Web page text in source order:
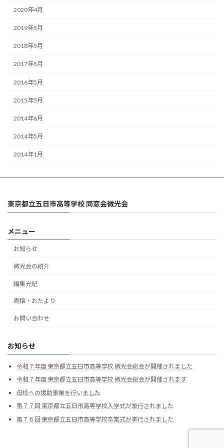
2020年4月
2019年5月
2018年5月
2017年5月
2016年5月
2015年5月
2014年6月
2014年5月
2014年1月
東京都立五日市高等学校 同窓会微光会
メニュー
お知らせ
微光会の紹介
編集光記
寄稿・おたより
お問い合わせ
お知らせ
令和７年度 東京都立五日市高等学校 微光会総会が開催されました
令和７年度 東京都立五日市高等学校 微光会総会が開催されます
母校への援助事業を行いました
第７７回 東京都立五日市高等学校入学式が挙行されました
第７６回 東京都立五日市高等学校卒業式が挙行されました